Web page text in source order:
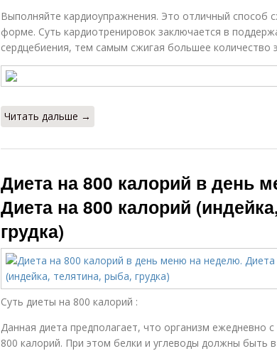
Выполняйте кардиоупражнения. Это отличный способ
форме. Суть кардиотренировок заключается в
сердцебиения, тем самым сжигая большее количество
Читать дальше →
Диета на 800 калорий в день
Диета на 800 калорий
грудка)
Суть диеты на 800 калорий :
Данная диета предполагает, что организм ежедневно
800 калорий. При этом белки и углеводы должны быть